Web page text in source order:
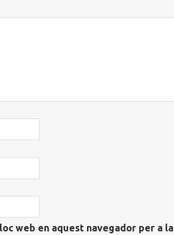
web en aquest navegador per a la